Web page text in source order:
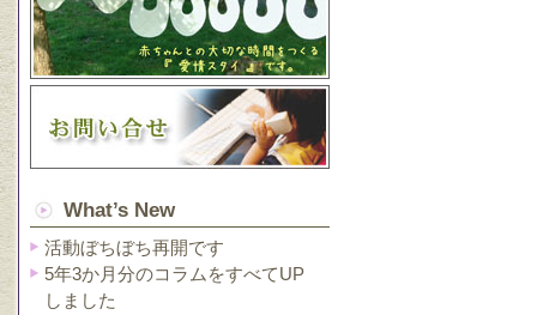
What’s New
活動ぼちぼち再開です
5年3か月分のコラムをすべてUP
しました